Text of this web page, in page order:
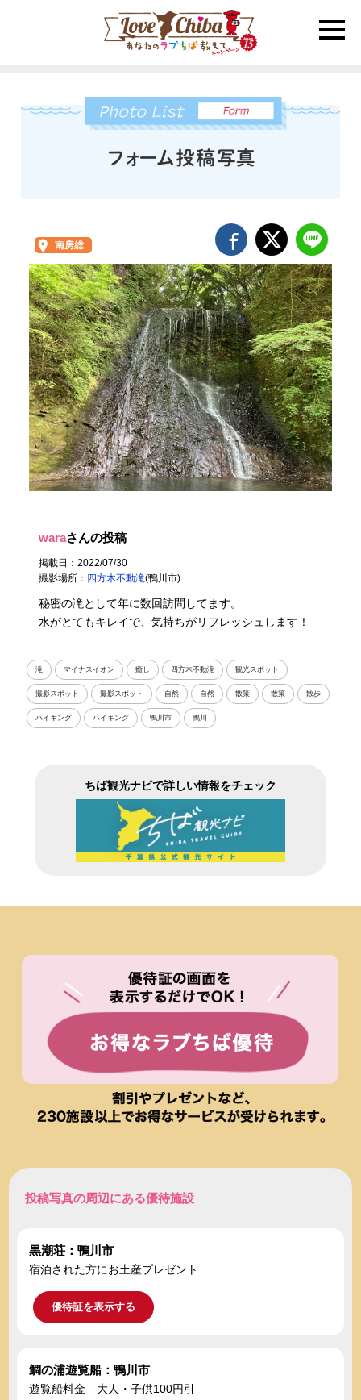
toggle
南房総
waraさんの投稿
掲載日：2022/07/30
撮影場所： 四方木不動滝(鴨川市)
秘密の滝として年に数回訪問してます。
水がとてもキレイで、気持ちがリフレッシュします！
滝 マイナスイオン 癒し 四方木不動滝 観光スポット
撮影スポット 撮影スポット 自然 自然 散策 散策 散歩
ハイキング ハイキング 鴨川市 鴨川
ちば観光ナビで詳しい情報をチェック
投稿写真の周辺にある優待施設
黒潮荘：鴨川市
宿泊された方にお土産プレゼント
優待証を表示する
鯛の浦遊覧船：鴨川市
遊覧船料金 大人・子供100円引